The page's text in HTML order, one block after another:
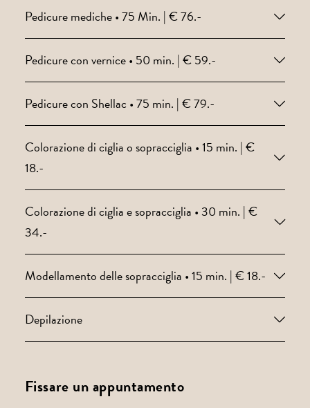
Pedicure mediche • 75 Min. | € 76.-
Pedicure con vernice • 50 min. | € 59.-
Pedicure con Shellac • 75 min. | € 79.-
Colorazione di ciglia o sopracciglia • 15 min. | €
18.-
Colorazione di ciglia e sopracciglia • 30 min. | €
34.-
Modellamento delle sopracciglia • 15 min. | € 18.-
Depilazione
Fissare un appuntamento